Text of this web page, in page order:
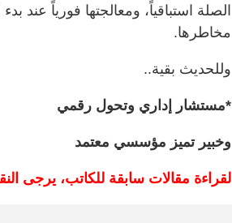
الصلة استباقياً، ومعالجتها فورياً عند
مخاطرها.
وللحديث بقية..
*مستشار إداري وتحول رقمي
وخبير تميز مؤسسي معتمد
لقراءة مقالات سابقة للكاتب، يرجى